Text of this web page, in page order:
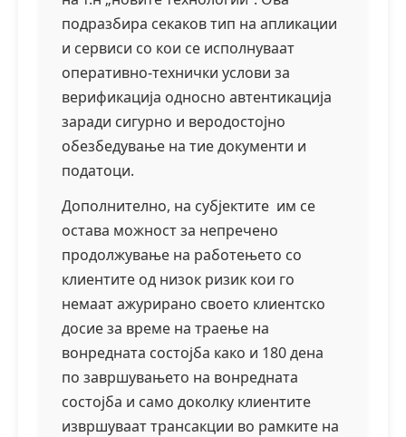
подразбира секаков тип на апликации
и сервиси со кои се исполнуваат
оперативно-технички услови за
верификација односно автентикација
заради сигурно и веродостојно
обезбедување на тие документи и
податоци.
Дополнително, на субјектите им се
остава можност за непречено
продолжување на работењето со
клиентите од низок ризик кои го
немаат ажурирано своето клиентско
досие за време на траење на
вонредната состојба како и 180 дена
по завршувањето на вонредната
состојба и само доколку клиентите
извршуваат трансакции во рамките на